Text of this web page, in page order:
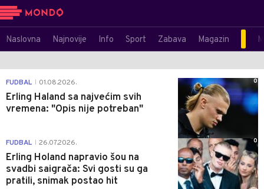
Naslovna Najnovije Info Sport Zabava Magazin
FUDBAL 01.08.2026.
Erling Haland sa najvećim svih
vremena: "Opis nije potreban"
0
FUDBAL 26.07.2026.
Erling Holand napravio šou na
svadbi saigrača: Svi gosti su ga
pratili, snimak postao hit
0